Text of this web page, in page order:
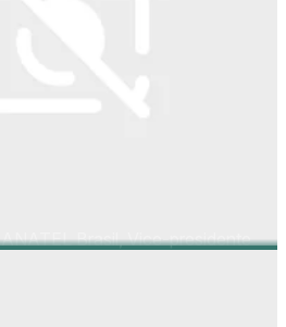
ANATEL Brasil, Vice-presidente